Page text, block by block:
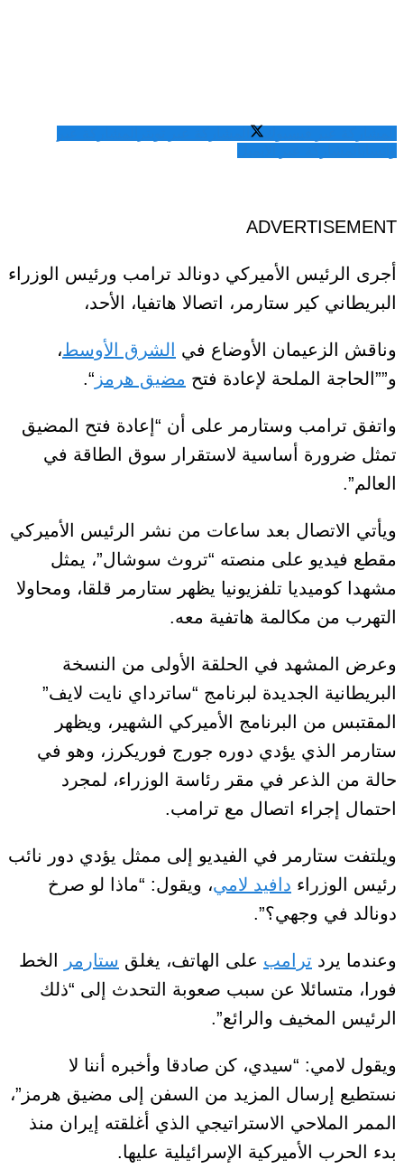
ADVERTISEMENT
أجرى الرئيس الأميركي دونالد ترامب ورئيس الوزراء
البريطاني كير ستارمر، اتصالا هاتفيا، الأحد،
وناقش الزعيمان الأوضاع في الشرق الأوسط،
و””الحاجة الملحة لإعادة فتح مضيق هرمز “.
واتفق ترامب وستارمر على أن “إعادة فتح المضيق
تمثل ضرورة أساسية لاستقرار سوق الطاقة في
العالم”.
ويأتي الاتصال بعد ساعات من نشر الرئيس الأميركي
مقطع فيديو على منصته “تروث سوشال”، يمثل
مشهدا كوميديا تلفزيونيا يظهر ستارمر قلقا، ومحاولا
التهرب من مكالمة هاتفية معه.
وعرض المشهد في الحلقة الأولى من النسخة
البريطانية الجديدة لبرنامج “ساترداي نايت لايف”
المقتبس من البرنامج الأميركي الشهير، ويظهر
ستارمر الذي يؤدي دوره جورج فوريكرز، وهو في
حالة من الذعر في مقر رئاسة الوزراء، لمجرد
احتمال إجراء اتصال مع ترامب.
ويلتفت ستارمر في الفيديو إلى ممثل يؤدي دور نائب
رئيس الوزراء دافيد لامي، ويقول: “ماذا لو صرخ
دونالد في وجهي؟”.
وعندما يرد ترامب على الهاتف، يغلق ستارمر
الخط
فورا، متسائلا عن سبب صعوبة التحدث إلى “ذلك
الرئيس المخيف والرائع”.
ويقول لامي: “سيدي، كن صادقا وأخبره أننا لا
نستطيع إرسال المزيد من السفن إلى مضيق هرمز”،
الممر الملاحي الاستراتيجي الذي أغلقته إيران منذ
بدء الحرب الأميركية الإسرائيلية عليها.